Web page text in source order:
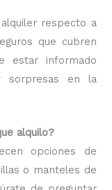
respecto a
que cubren
estar informado
sorpresas en la
alquilo?
opciones de
o manteles de